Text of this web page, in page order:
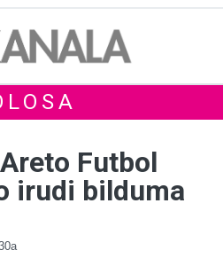
Futbol
irudi bilduma